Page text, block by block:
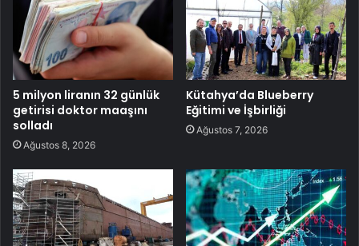
5 milyon liranın 32 günlük
getirisi doktor maaşını
solladı
Ağustos 8, 2026
Kütahya’da Blueberry
Eğitimi ve İşbirliği
Ağustos 7, 2026